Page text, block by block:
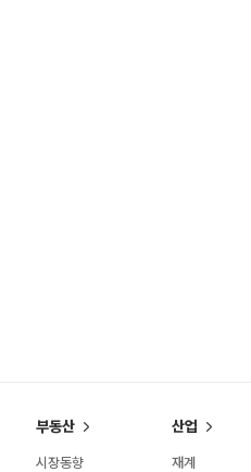
부동산
시장동향
산업
재계